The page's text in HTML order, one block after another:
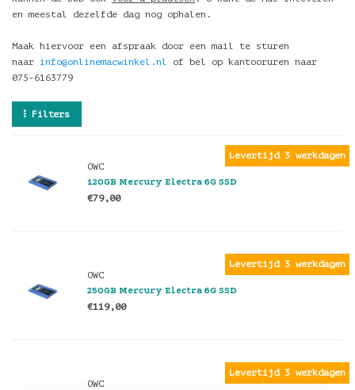
en meestal dezelfde dag nog ophalen.
Maak hiervoor een afspraak door een mail te sturen
naar info@onlinemacwinkel.nl of bel op kantooruren naar
075-6163779
Filters
Levertijd 3 werkdagen
OWC
120GB Mercury Electra 6G SSD
€79,00
Levertijd 3 werkdagen
OWC
250GB Mercury Electra 6G SSD
€119,00
Levertijd 3 werkdagen
OWC